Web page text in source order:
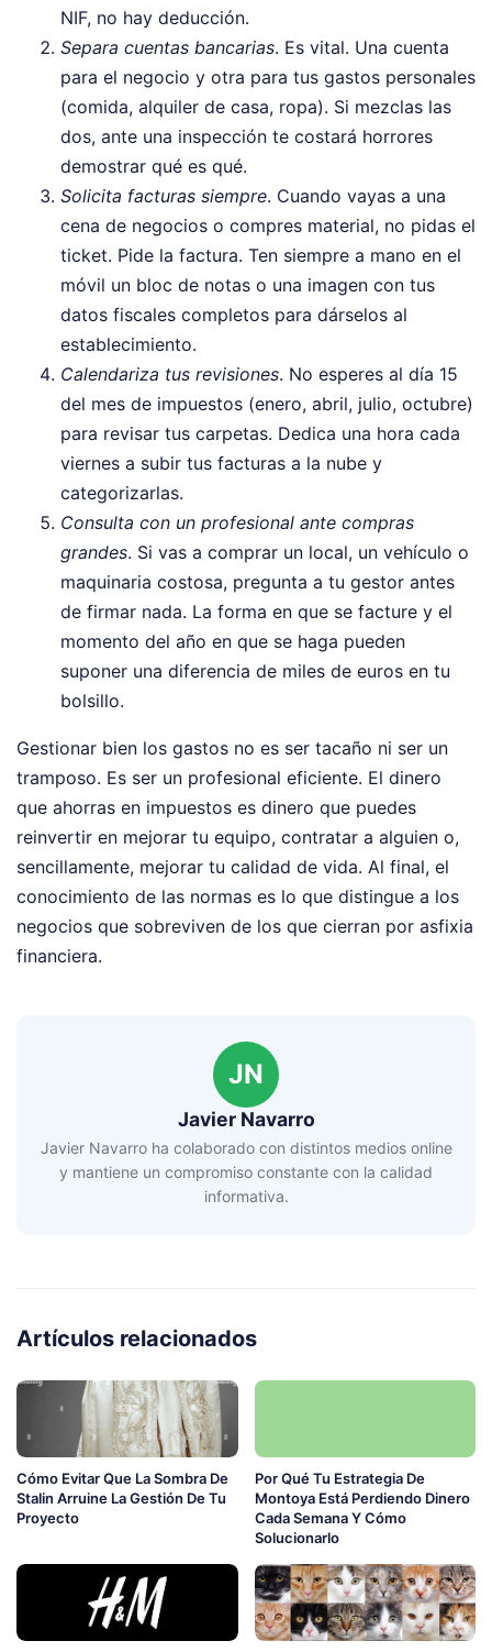
NIF, no hay deducción.
Separa cuentas bancarias. Es vital. Una cuenta
para el negocio y otra para tus gastos personales
(comida, alquiler de casa, ropa). Si mezclas las
dos, ante una inspección te costará horrores
demostrar qué es qué.
Solicita facturas siempre. Cuando vayas a una
cena de negocios o compres material, no pidas el
ticket. Pide la factura. Ten siempre a mano en el
móvil un bloc de notas o una imagen con tus
datos fiscales completos para dárselos al
establecimiento.
Calendariza tus revisiones. No esperes al día 15
del mes de impuestos (enero, abril, julio, octubre)
para revisar tus carpetas. Dedica una hora cada
viernes a subir tus facturas a la nube y
categorizarlas.
Consulta con un profesional ante compras
grandes. Si vas a comprar un local, un vehículo o
maquinaria costosa, pregunta a tu gestor antes
de firmar nada. La forma en que se facture y el
momento del año en que se haga pueden
suponer una diferencia de miles de euros en tu
bolsillo.
Gestionar bien los gastos no es ser tacaño ni ser un
tramposo. Es ser un profesional eficiente. El dinero
que ahorras en impuestos es dinero que puedes
reinvertir en mejorar tu equipo, contratar a alguien o,
sencillamente, mejorar tu calidad de vida. Al final, el
conocimiento de las normas es lo que distingue a los
negocios que sobreviven de los que cierran por asfixia
financiera.
JN
Javier Navarro
Javier Navarro ha colaborado con distintos medios online
y mantiene un compromiso constante con la calidad
informativa.
Artículos relacionados
Cómo Evitar Que La Sombra De
Stalin Arruine La Gestión De Tu
Proyecto
Por Qué Tu Estrategia De
Montoya Está Perdiendo Dinero
Cada Semana Y Cómo
Solucionarlo